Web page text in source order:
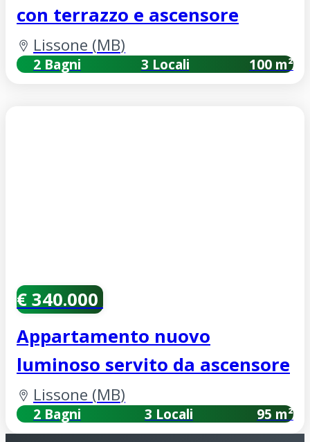
con terrazzo e ascensore
Lissone (MB)
2 Bagni 3 Locali 100 m²
€ 340.000
Appartamento nuovo
luminoso servito da ascensore
Lissone (MB)
2 Bagni 3 Locali 95 m²